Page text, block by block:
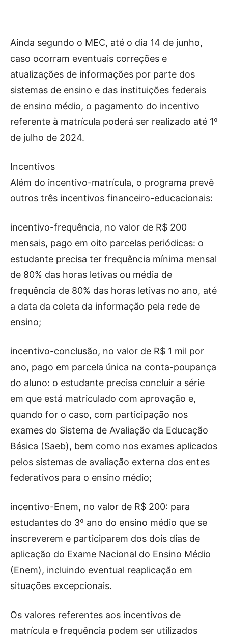
Ainda segundo o MEC, até o dia 14 de junho,
caso ocorram eventuais correções e
atualizações de informações por parte dos
sistemas de ensino e das instituições federais
de ensino médio, o pagamento do incentivo
referente à matrícula poderá ser realizado até 1º
de julho de 2024.
Incentivos
Além do incentivo-matrícula, o programa prevê
outros três incentivos financeiro-educacionais:
incentivo-frequência, no valor de R$ 200
mensais, pago em oito parcelas periódicas: o
estudante precisa ter frequência mínima mensal
de 80% das horas letivas ou média de
frequência de 80% das horas letivas no ano, até
a data da coleta da informação pela rede de
ensino;
incentivo-conclusão, no valor de R$ 1 mil por
ano, pago em parcela única na conta-poupança
do aluno: o estudante precisa concluir a série
em que está matriculado com aprovação e,
quando for o caso, com participação nos
exames do Sistema de Avaliação da Educação
Básica (Saeb), bem como nos exames aplicados
pelos sistemas de avaliação externa dos entes
federativos para o ensino médio;
incentivo-Enem, no valor de R$ 200: para
estudantes do 3º ano do ensino médio que se
inscreverem e participarem dos dois dias de
aplicação do Exame Nacional do Ensino Médio
(Enem), incluindo eventual reaplicação em
situações excepcionais.
Os valores referentes aos incentivos de
matrícula e frequência podem ser utilizados